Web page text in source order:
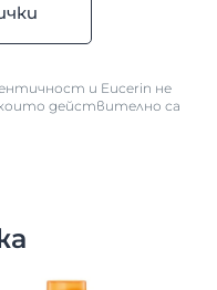
и Eucerin не
действително са